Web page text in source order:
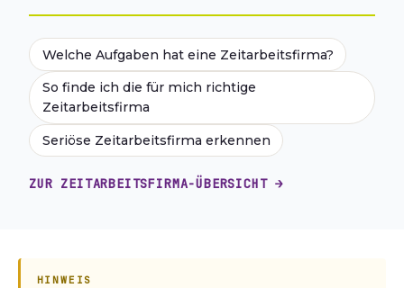
Welche Aufgaben hat eine Zeitarbeitsfirma?
So finde ich die für mich richtige
Zeitarbeitsfirma
Seriöse Zeitarbeitsfirma erkennen
ZUR ZEITARBEITSFIRMA-ÜBERSICHT →
HINWEIS